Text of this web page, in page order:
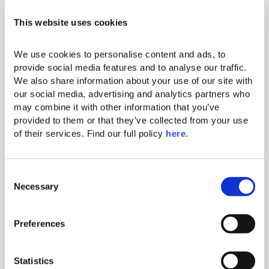
This website uses cookies
We use cookies to personalise content and ads, to
provide social media features and to analyse our traffic.
We also share information about your use of our site with
our social media, advertising and analytics partners who
may combine it with other information that you’ve
provided to them or that they’ve collected from your use
of their services. Find our full policy here.
Necessary
Preferences
Statistics
Sèche-cheveux
Climatisation individuelle
Fer/planche à repasser
Coffre-fort électronique (convient aux
tablettes et aux petits ordinateurs portables)
Machine à café Nespresso et nécessaire à thé